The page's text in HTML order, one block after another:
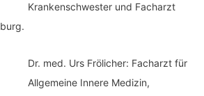
Krankenschwester und Facharzt
Dr. med. Urs Frölicher: Facharzt für
Allgemeine Innere Medizin,